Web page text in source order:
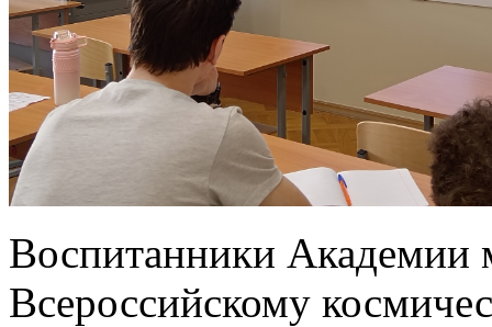
Воспитанники Академии
Всероссийскому